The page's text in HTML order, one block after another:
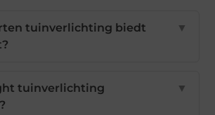
tuinverlichting biedt
▼
tuinverlichting
▼